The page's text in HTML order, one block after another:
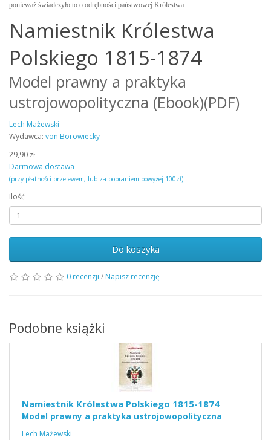
ponieważ świadczyło to o odrębności państwowej Królestwa.
Namiestnik Królestwa
Polskiego 1815-1874
Model prawny a praktyka
ustrojowopolityczna (Ebook)(PDF)
Lech Mażewski
Wydawca: von Borowiecky
29,90 zł
Darmowa dostawa
(przy płatności przelewem, lub za pobraniem powyżej 100zł)
Ilość
Do koszyka
0 recenzji / Napisz recenzję
Podobne książki
Namiestnik Królestwa Polskiego 1815-1874
Model prawny a praktyka ustrojowopolityczna
Lech Mażewski